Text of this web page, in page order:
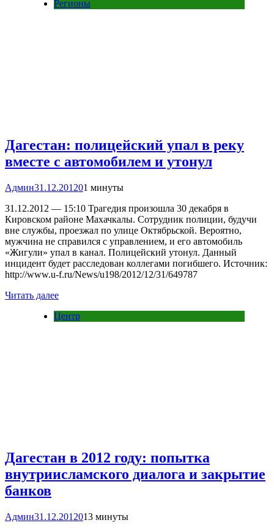
Регионы
Дагестан: полицейский упал в реку
вместе с автомобилем и утонул
Админ31.12.201201 минуты
31.12.2012 — 15:10 Трагедия произошла 30 декабря в
Кировском районе Махачкалы. Сотрудник полиции, будучи
вне службы, проезжал по улице Октябрьской. Вероятно,
мужчина не справился с управлением, и его автомобиль
«Жигули» упал в канал. Полицейский утонул. Данный
инцидент будет расследован коллегами погибшего. Источник:
http://www.u-f.ru/News/u198/2012/12/31/649787
Читать далее
Центр
Дагестан в 2012 году: попытка
внутриисламского диалога и закрытие
банков
Админ31.12.2012013 минуты